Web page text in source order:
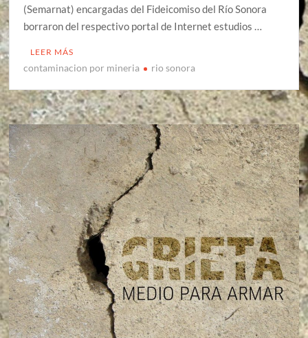
(Semarnat) encargadas del Fideicomiso del Río Sonora
borraron del respectivo portal de Internet estudios …
LEER MÁS
contaminacion por mineria rio sonora